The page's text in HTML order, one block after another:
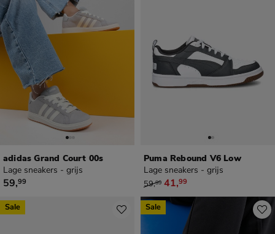
adidas Grand Court 00s
Lage sneakers - grijs
€ 59,99
59,99
Puma Rebound V6 Low
Lage sneakers - grijs
van € 59,99 voor € 41,99
59,99 41,99
Sale Sale